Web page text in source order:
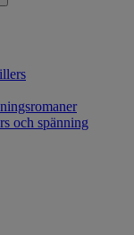
och spänning